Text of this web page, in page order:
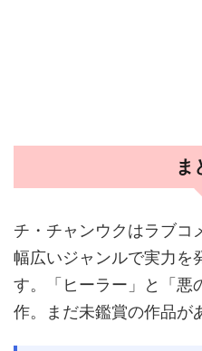
ま
チ・チャンウクはラブコ
幅広いジャンルで実力を
す。「ヒーラー」と「悪
作。まだ未鑑賞の作品が